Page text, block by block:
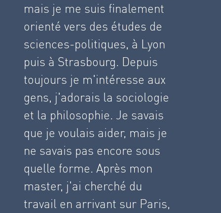
mais je me suis finalement
orienté vers des études de
sciences-politiques, à Lyon
puis à Strasbourg. Depuis
toujours je m'intéresse aux
gens, j'adorais la sociologie
et la philosophie. Je savais
que je voulais aider, mais je
ne savais pas encore sous
quelle forme. Après mon
master, j'ai cherché du
travail en arrivant sur Paris,